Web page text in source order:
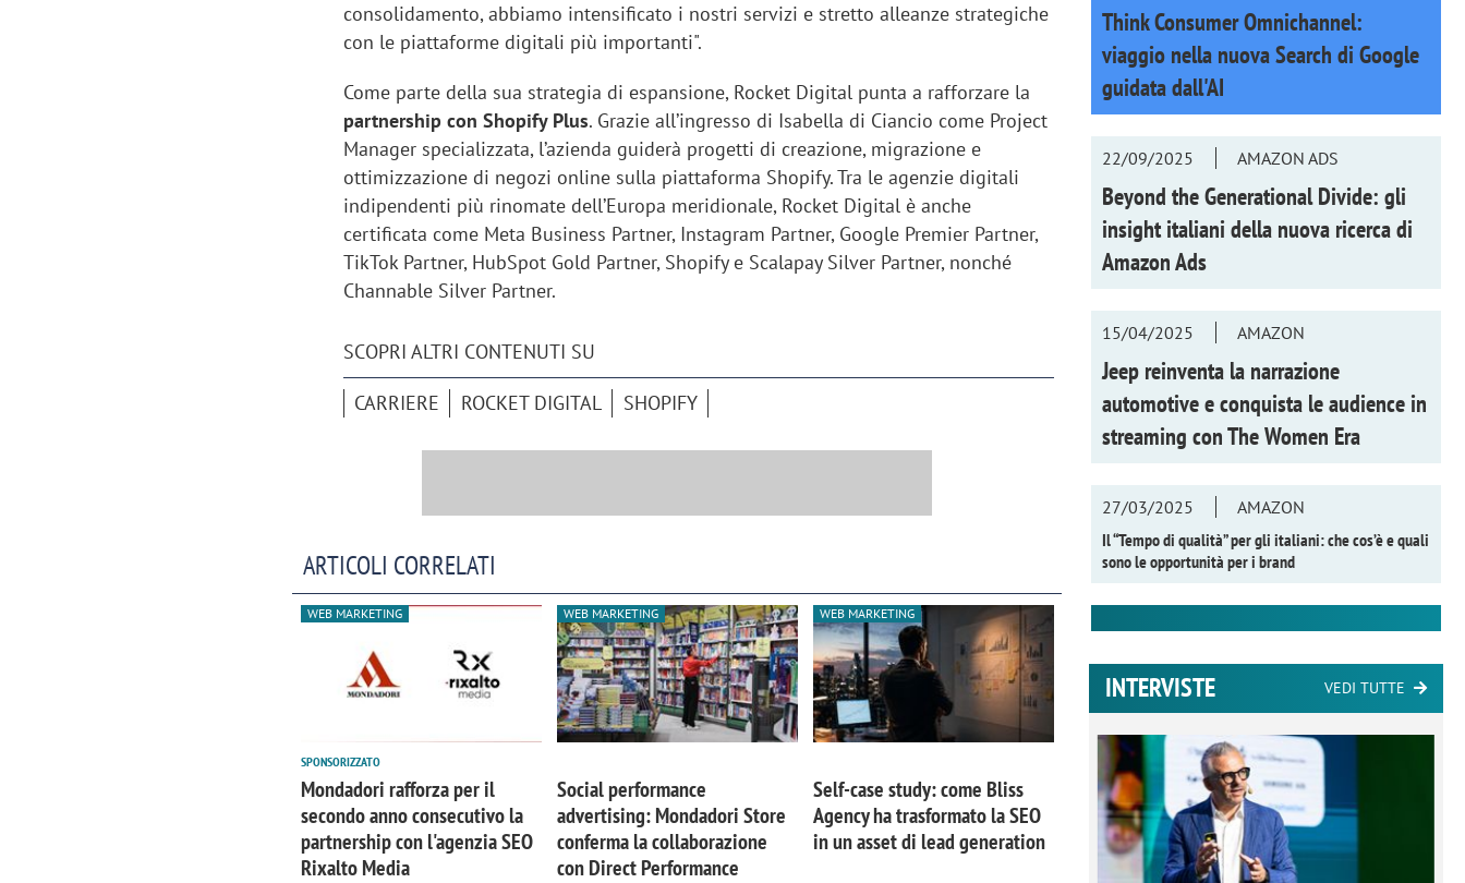
consolidamento, abbiamo intensificato i nostri servizi e stretto alleanze strategiche
con le piattaforme digitali più importanti".
Come parte della sua strategia di espansione, Rocket Digital punta a rafforzare la
partnership con Shopify Plus. Grazie all’ingresso di Isabella di Ciancio come Project
Manager specializzata, l’azienda guiderà progetti di creazione, migrazione e
ottimizzazione di negozi online sulla piattaforma Shopify. Tra le agenzie digitali
indipendenti più rinomate dell’Europa meridionale, Rocket Digital è anche
certificata come Meta Business Partner, Instagram Partner, Google Premier Partner,
TikTok Partner, HubSpot Gold Partner, Shopify e Scalapay Silver Partner, nonché
Channable Silver Partner.
SCOPRI ALTRI CONTENUTI SU
CARRIERE ROCKET DIGITAL SHOPIFY
ARTICOLI CORRELATI
WEB MARKETING
SPONSORIZZATO
Mondadori rafforza per il
secondo anno consecutivo la
partnership con l'agenzia SEO
Rixalto Media
WEB MARKETING
Social performance
advertising: Mondadori Store
conferma la collaborazione
con Direct Performance
WEB MARKETING
Self-case study: come Bliss
Agency ha trasformato la SEO
in un asset di lead generation
Think Consumer Omnichannel:
viaggio nella nuova Search di Google
guidata dall'AI
22/09/2025 AMAZON ADS
Beyond the Generational Divide: gli
insight italiani della nuova ricerca di
Amazon Ads
15/04/2025 AMAZON
Jeep reinventa la narrazione
automotive e conquista le audience in
streaming conThe Women Era
27/03/2025
AMAZON
Il “Tempo di qualità” per gli italiani: che cos’è e quali
sono le opportunità per i brand
INTERVISTE VEDI TUTTE